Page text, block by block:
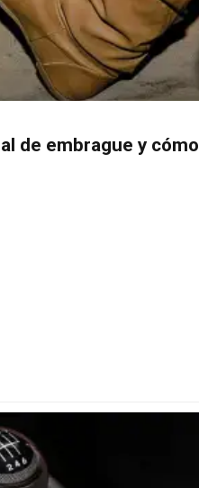
de embrague y cómo